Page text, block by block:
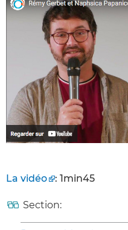
La vidéo : 1min45
Section: